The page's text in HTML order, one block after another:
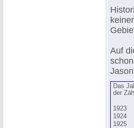
Auf
Das
der
1923
1924
1925